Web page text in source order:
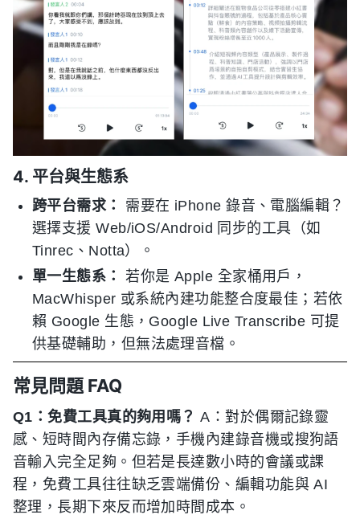
4. 平台與生態系
跨平台需求：
需要在 iPhone 錄音、電腦編輯？
選擇支援 Web/iOS/Android 同步的工具（如
Tinrec、Notta）。
單一生態系：
若你是 Apple 全家桶用戶，
MacWhisper 或系統內建功能整合度最佳；若依
賴 Google 生態，Google Live Transcribe 可提
供基礎輔助，但無法處理音檔。
常見問題 FAQ
Q1：免費工具真的夠用嗎？ A：對於偶爾記錄靈
感、短時間內存備忘錄，手機內建錄音機或搜狗語
音輸入完全足夠。但若是長達數小時的會議或課
程，免費工具往往缺乏雲端備份、編輯功能與 AI
整理，長期下來反而增加時間成本。